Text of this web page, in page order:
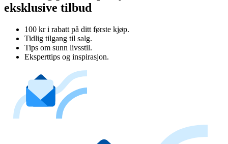
eksklusive tilbud
100 kr i rabatt på ditt første kjøp.
Tidlig tilgang til salg.
Tips om sunn livsstil.
Eksperttips og inspirasjon.